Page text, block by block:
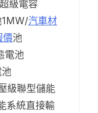
級電容
汽車材
價池
電池
級聯型儲能
系統直接輸